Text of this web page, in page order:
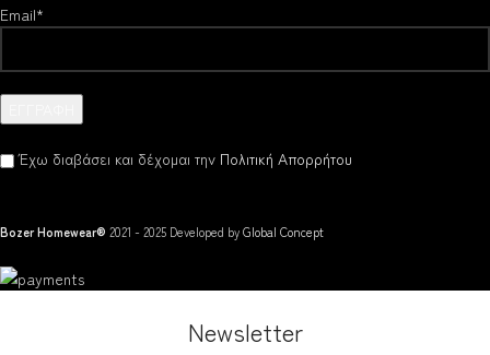
Email*
Έχω διαβάσει και δέχομαι την Πολιτική Απορρήτου
Bozer Homewear® 2021 - 2025 Developed byGlobal Concept
Newsletter